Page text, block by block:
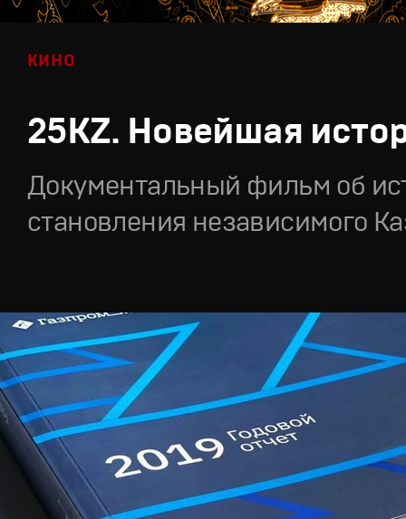
КИНО
25KZ. Новейшая
Документальный фильм об
становления независимого